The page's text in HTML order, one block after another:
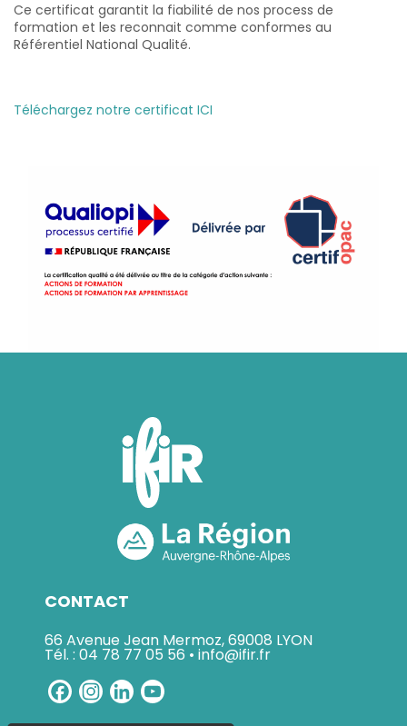
Ce certificat garantit la fiabilité de nos process de
formation et les reconnait comme conformes au
Référentiel National Qualité.
Téléchargez notre certificat ICI
CONTACT
66 Avenue Jean Mermoz, 69008 LYON
Tél. : 04 78 77 05 56 • info@ifir.fr
Facebook
Instagram
LinkedIn